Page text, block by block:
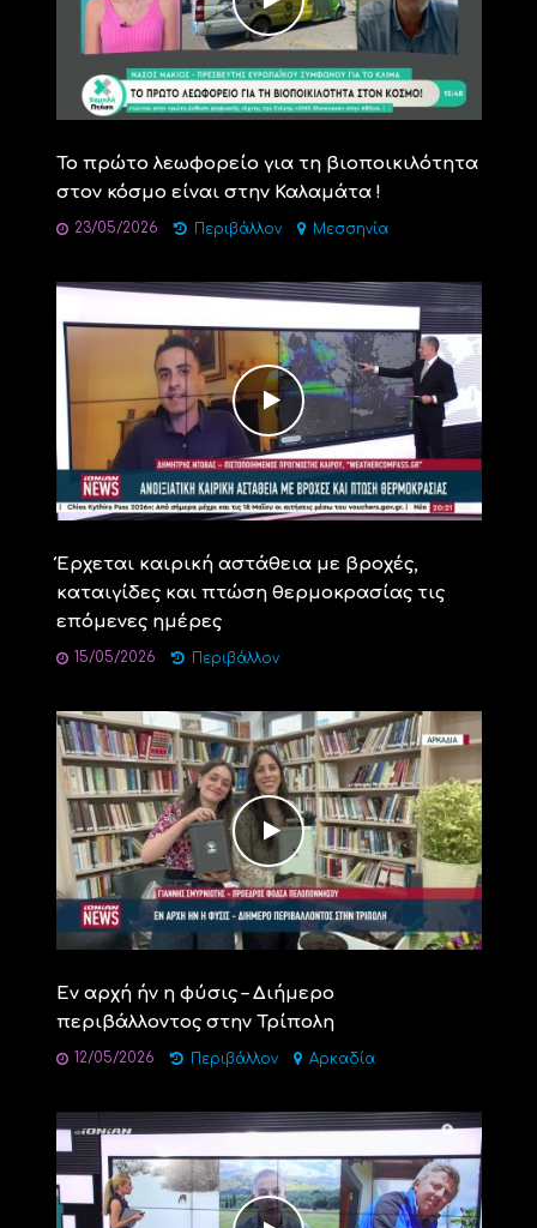
Το πρώτο λεωφορείο για τη βιοποικιλότητα
στον κόσμο είναι στην Καλαμάτα !
23/05/2026 Περιβάλλον Μεσσηνία
Έρχεται καιρική αστάθεια με βροχές,
καταιγίδες και πτώση θερμοκρασίας τις
επόμενες ημέρες
15/05/2026 Περιβάλλον
Εν αρχή ήν η φύσις – Διήμερο
περιβάλλοντος στην Τρίπολη
12/05/2026 Περιβάλλον Αρκαδία